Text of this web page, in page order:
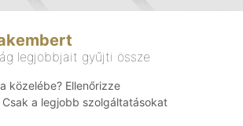
legjobbjait gyűjti össze
közelébe? Ellenőrizze
a legjobb szolgáltatásokat